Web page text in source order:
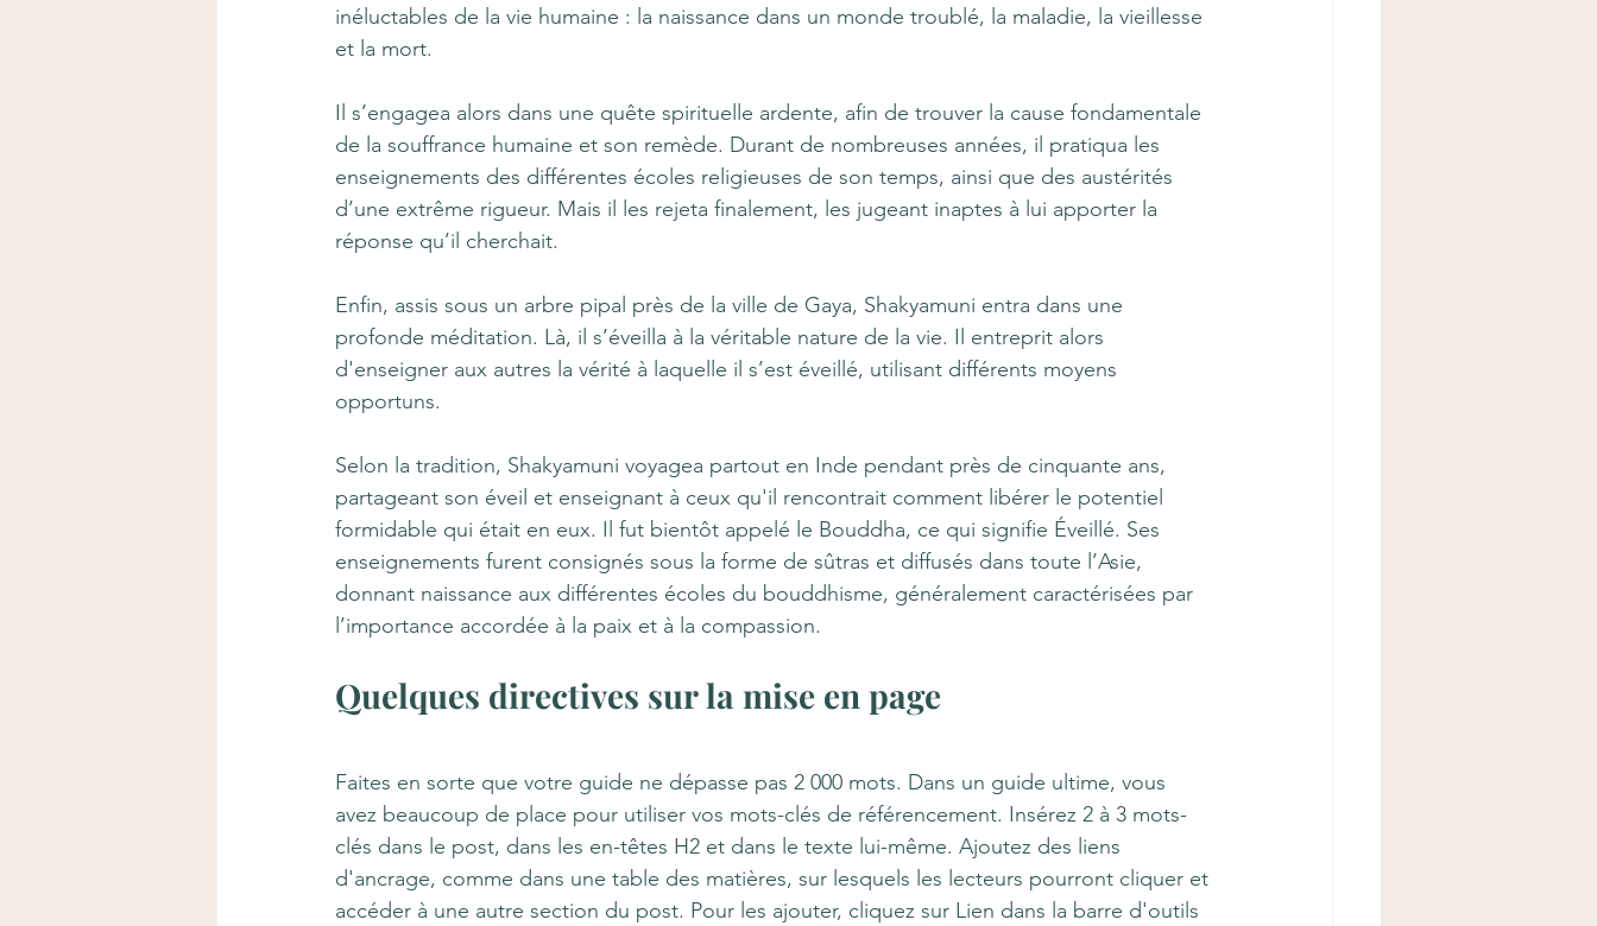
inéluctables de la vie humaine : la naissance dans un monde troublé, la maladie, la vieillesse
et la mort.
Il s’engagea alors dans une quête spirituelle ardente, afin de trouver la cause fondamentale
de la souffrance humaine et son remède. Durant de nombreuses années, il pratiqua les
enseignements des différentes écoles religieuses de son temps, ainsi que des austérités
d’une extrême rigueur. Mais il les rejeta finalement, les jugeant inaptes à lui apporter la
réponse qu’il cherchait.
Enfin, assis sous un arbre pipal près de la ville de Gaya, Shakyamuni entra dans une
profonde méditation. Là, il s’éveilla à la véritable nature de la vie. Il entreprit alors
d'enseigner aux autres la vérité à laquelle il s’est éveillé, utilisant différents moyens
opportuns.
Selon la tradition, Shakyamuni voyagea partout en Inde pendant près de cinquante ans,
partageant son éveil et enseignant à ceux qu'il rencontrait comment libérer le potentiel
formidable qui était en eux. Il fut bientôt appelé le Bouddha, ce qui signifie Éveillé. Ses
enseignements furent consignés sous la forme de sûtras et diffusés dans toute l’Asie,
donnant naissance aux différentes écoles du bouddhisme, généralement caractérisées par
l’importance accordée à la paix et à la compassion.
Quelques directives sur la mise en page
Faites en sorte que votre guide ne dépasse pas 2 000 mots. Dans un guide ultime, vous
avez beaucoup de place pour utiliser vos mots-clés de référencement. Insérez 2 à 3 mots-
clés dans le post, dans les en-têtes H2 et dans le texte lui-même. Ajoutez des liens
d'ancrage, comme dans une table des matières, sur lesquels les lecteurs pourront cliquer et
accéder à une autre section du post. Pour les ajouter, cliquez sur Lien dans la barre d'outils